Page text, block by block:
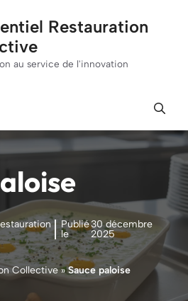
Restauration
au service de l'innovation
Publié
le
30 décembre
2025
Collective»Sauce paloise